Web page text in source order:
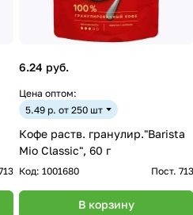
6.24 руб.
Цена оптом:
5.49 р. от 250 шт
Кофе раств. гранулир."Barista
Mio Classic", 60 г
Код: 1001680 Пост. 713
В корзину